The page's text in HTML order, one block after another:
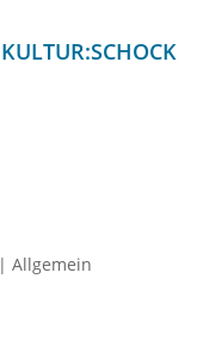
KULTUR:SCHOCK
|Allgemein